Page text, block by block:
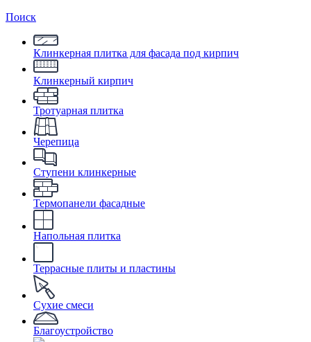
Поиск
Клинкерная плитка для фасада под кирпич
Клинкерный кирпич
Тротуарная плитка
Черепица
Ступени клинкерные
Термопанели фасадные
Напольная плитка
Террасные плиты и пластины
Сухие смеси
Благоустройство